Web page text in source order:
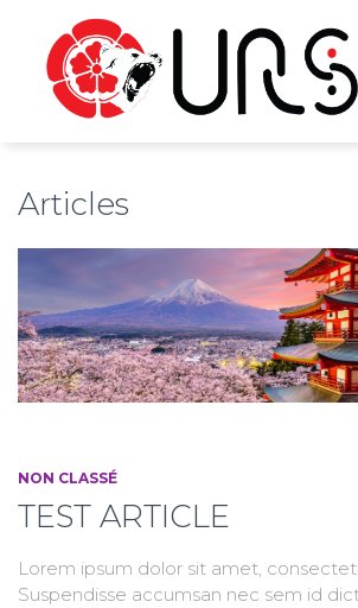
Articles
NON CLASSÉ
TEST ARTICLE
Lorem ipsum dolor sit amet,
Suspendisse accumsan nec sem id